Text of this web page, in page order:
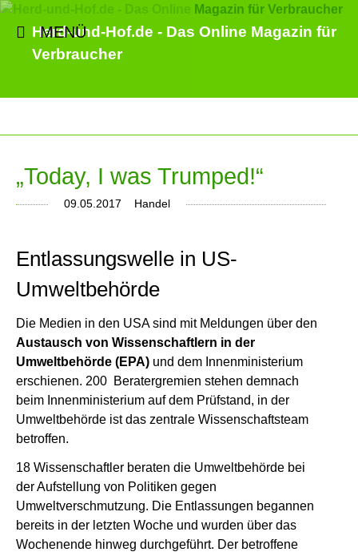
Herd-und-Hof.de - Das Online Magazin für
Verbraucher
MENÜ
„Today, I was Trumped!“
09.05.2017 Handel
Entlassungswelle in US-
Umweltbehörde
Die Medien in den USA sind mit Meldungen über den
Austausch von Wissenschaftlern in der
Umweltbehörde (EPA) und dem Innenministerium
erschienen. 200 Beratergremien stehen demnach
beim Innenministerium auf dem Prüfstand, in der
Umweltbehörde ist das zentrale Wissenschaftsteam
betroffen.
18 Wissenschaftler beraten die Umweltbehörde bei
der Aufstellung von Politiken gegen
Umweltverschmutzung. Die Entlassungen begannen
bereits in der letzten Woche und wurden über das
Wochenende hinweg durchgeführt. Der betroffene